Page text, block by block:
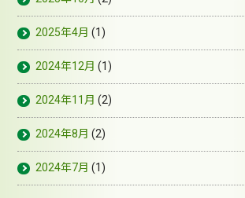
2025年4月 (1)
2024年12月 (1)
2024年11月 (2)
2024年8月 (2)
2024年7月 (1)